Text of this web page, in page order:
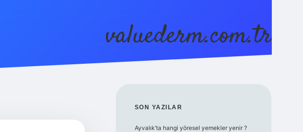
valuederm.com.tr
SIDEBAR
SON YAZILAR
Ayvalık’ta hangi yöresel yemekler yenir ?